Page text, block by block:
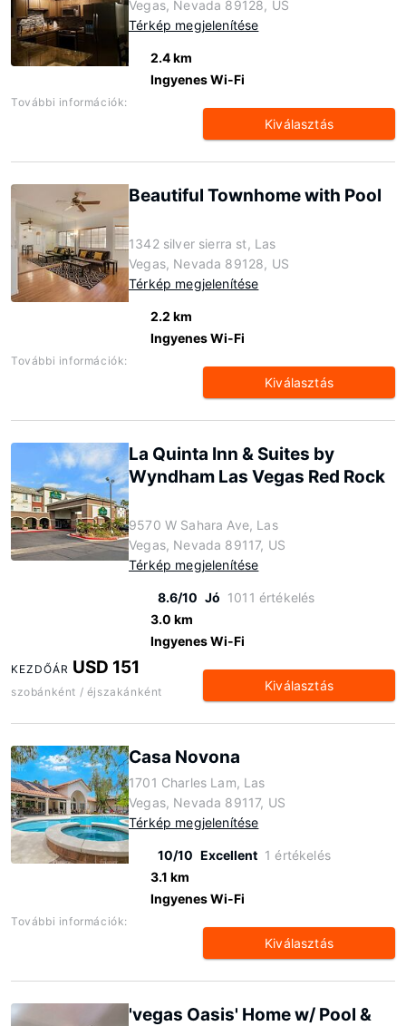
Vegas, Nevada 89128, US
Térkép megjelenítése
2.4 km
Ingyenes Wi-Fi
További információk:
Kiválasztás
Beautiful Townhome with Pool
1342 silver sierra st, Las
Vegas, Nevada 89128, US
Térkép megjelenítése
2.2 km
Ingyenes Wi-Fi
További információk:
Kiválasztás
La Quinta Inn & Suites by
Wyndham Las Vegas Red Rock
9570 W Sahara Ave, Las
Vegas, Nevada 89117, US
Térkép megjelenítése
8.6/10 Jó 1011 értékelés
3.0 km
Ingyenes Wi-Fi
KEZDŐÁR USD 151
szobánként / éjszakánként Kiválasztás
Casa Novona
1701 Charles Lam, Las
Vegas, Nevada 89117, US
Térkép megjelenítése
10/10 Excellent 1 értékelés
3.1 km
Ingyenes Wi-Fi
További információk:
Kiválasztás
'vegas Oasis' Home w/ Pool &